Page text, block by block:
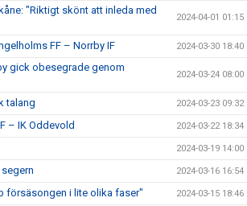
"Riktigt skönt att inleda med
2024-04-01 01:15
FF – Norrby IF 2024-03-30 18:40
gick obesegrade genom
2024-03-24 08:00
talang 2024-03-23 09:32
– IK Oddevold 2024-03-22 18:34
2024-03-19 14:00
2024-03-16 16:54
försäsongen i lite olika faser" 2024-03-15 18:46